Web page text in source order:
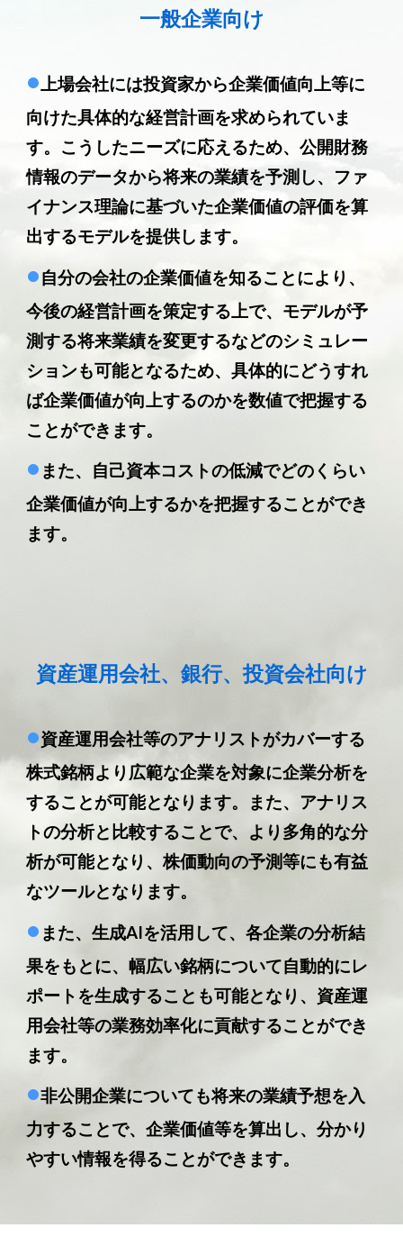
一般企業向け
•上場会社には投資家から企業価値向上等に
向けた具体的な経営計画を求められていま
す。こうしたニーズに応えるため、公開財務
情報のデータから将来の業績を予測し、ファ
イナンス理論に基づいた企業価値の評価を算
出するモデルを提供します。
•自分の会社の企業価値を知ることにより、
今後の経営計画を策定する上で、モデルが予
測する将来業績を変更するなどのシミュレー
ションも可能となるため、具体的にどうすれ
ば企業価値が向上するのかを数値で把握する
ことができます。
• また、自己資本コストの低減でどのくらい
企業価値が向上するかを把握することができ
ます。
資産運用会社、銀行、投資会社向け
•資産運用会社等のアナリストがカバーする
株式銘柄より広範な企業を対象に企業分析を
することが可能となります。また、アナリス
トの分析と比較することで、より多角的な分
析が可能となり、株価動向の予測等にも有益
なツールとなります。
• また、生成AIを活用して、各企業の分析結
果をもとに、幅広い銘柄について自動的にレ
ポートを生成することも可能となり、資産運
用会社等の業務効率化に貢献することができ
ます。
•非公開企業についても将来の業績予想を入
力することで、企業価値等を算出し、分かり
やすい情報を得ることができます。